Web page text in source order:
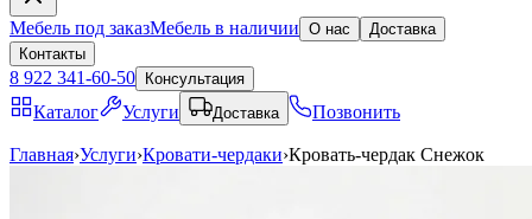
Мебель под заказМебель в наличии О нас
Доставка
Контакты
8 922 341-60-50 Консультация
Каталог Услуги Доставка Позвонить
Главная›Услуги›Кровати-чердаки›Кровать-чердак Снежок